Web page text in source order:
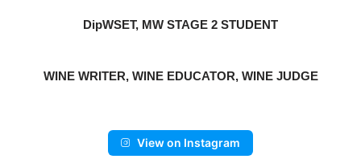
DipWSET, MW STAGE 2 STUDENT
WINE WRITER, WINE EDUCATOR, WINE JUDGE
View on Instagram